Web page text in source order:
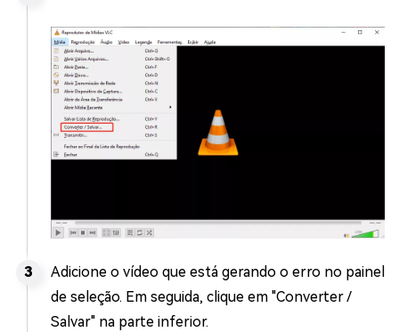
Adicione o vídeo que está gerando o erro no painel
de seleção. Em seguida, clique em "Converter /
Salvar" na parte inferior.